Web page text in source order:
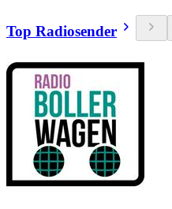
Top Radiosender